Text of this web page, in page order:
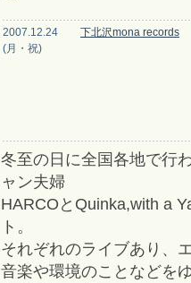
2007.12.24
(月・祝)
下北沢mona records
冬至の日に全国各地で行
ャン夫婦
HARCOとQuinka,with a
ト。
それぞれのライブあり、
音楽や環境のことなどを